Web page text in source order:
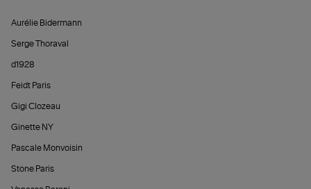
Aurélie Bidermann
Serge Thoraval
d1928
Feidt Paris
Gigi Clozeau
Ginette NY
Pascale Monvoisin
Stone Paris